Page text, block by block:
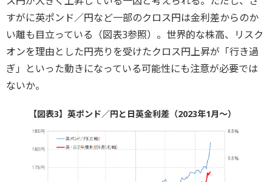
すがに英ポンド／円など一部のクロス円は金利差からのか
い離も目立っている（図表3参照）。世界的な株高、リスク
オンを理由とした円売りを受けたクロス円上昇が「行き過
ぎ」といった動きになっている可能性にも注意が必要では
ないか。
【図表3】英ポンド／円と日英金利差（2023年1月～）